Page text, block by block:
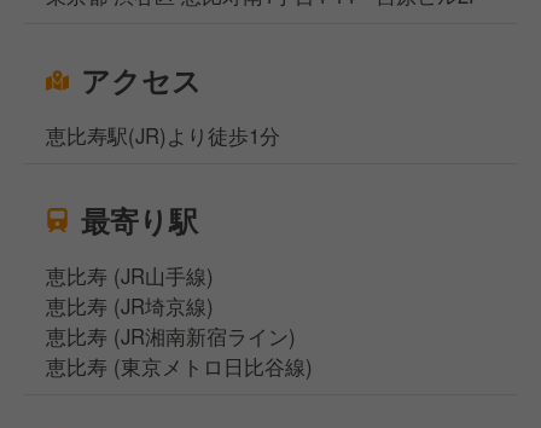
アクセス
恵比寿駅(JR)より徒歩1分
最寄り駅
恵比寿 (JR山手線)
恵比寿 (JR埼京線)
恵比寿 (JR湘南新宿ライン)
恵比寿 (東京メトロ日比谷線)